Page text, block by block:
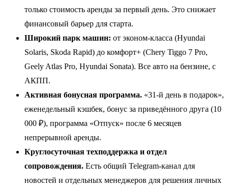
только стоимость аренды за первый день. Это снижает
финансовый барьер для старта.
Широкий парк машин: от эконом-класса (Hyundai
Solaris, Skoda Rapid) до комфорт+ (Chery Tiggo 7 Pro,
Geely Atlas Pro, Hyundai Sonata). Все авто на бензине, с
АКПП.
Активная бонусная программа. «31-й день в подарок»,
еженедельный кэшбек, бонус за приведённого друга (10
000 ₽), программа «Отпуск» после 6 месяцев
непрерывной аренды.
Круглосуточная техподдержка и отдел
сопровождения. Есть общий Telegram-канал для
новостей и отдельных менеджеров для решения личных